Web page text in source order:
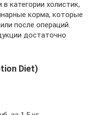
категории холистик,
корма, которые
после операций.
достаточно
Diet)